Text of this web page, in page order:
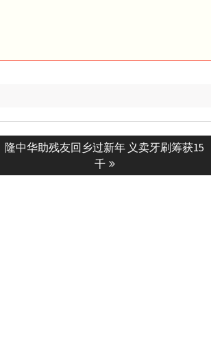
Next
隆中华助残友回乡过新年 义卖牙刷筹获15
千